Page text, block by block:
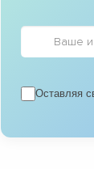
Оставляя